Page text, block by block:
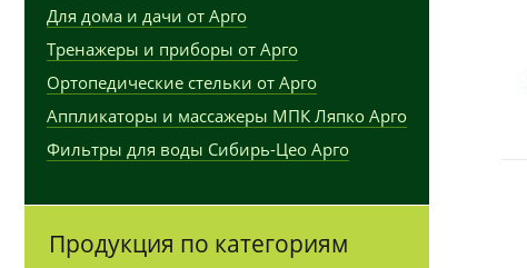
Для дома и дачи от Арго
Тренажеры и приборы от Арго
Ортопедические стельки от Арго
Аппликаторы и массажеры МПК Ляпко Арго
Фильтры для воды Сибирь-Цео Арго
Продукция по категориям